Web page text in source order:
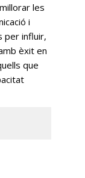
les
i
per influir,
èxit en
que